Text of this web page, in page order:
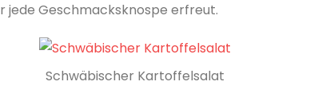
jede Geschmacksknospe erfreut.
Schwäbischer Kartoffelsalat